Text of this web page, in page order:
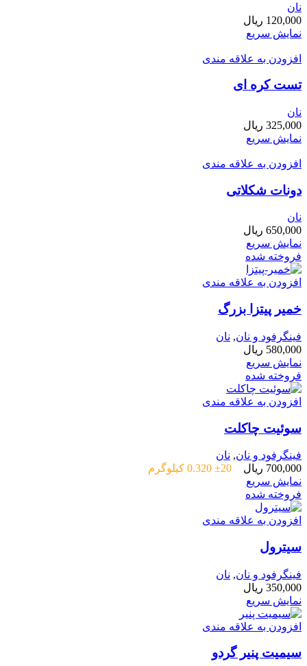
نان
120,000 ریال
نمایش سریع
افزودن به علاقه مندی
تست کره ای
نان
325,000 ریال
نمایش سریع
افزودن به علاقه مندی
دونات شکلاتی
نان
650,000 ریال
نمایش سریع
فروخته شده
افزودن به علاقه مندی
خمیر پیتزا بزرگ
فینگرفود و نان‌, نان
580,000 ریال
نمایش سریع
فروخته شده
افزودن به علاقه مندی
سوئیت چاکلت
فینگرفود و نان‌, نان
700,000 ریال
±20 0.320 کیلوگرم
نمایش سریع
فروخته شده
افزودن به علاقه مندی
سیترول
فینگرفود و نان‌, نان
350,000 ریال
نمایش سریع
افزودن به علاقه مندی
سیمیت پنیر گردو